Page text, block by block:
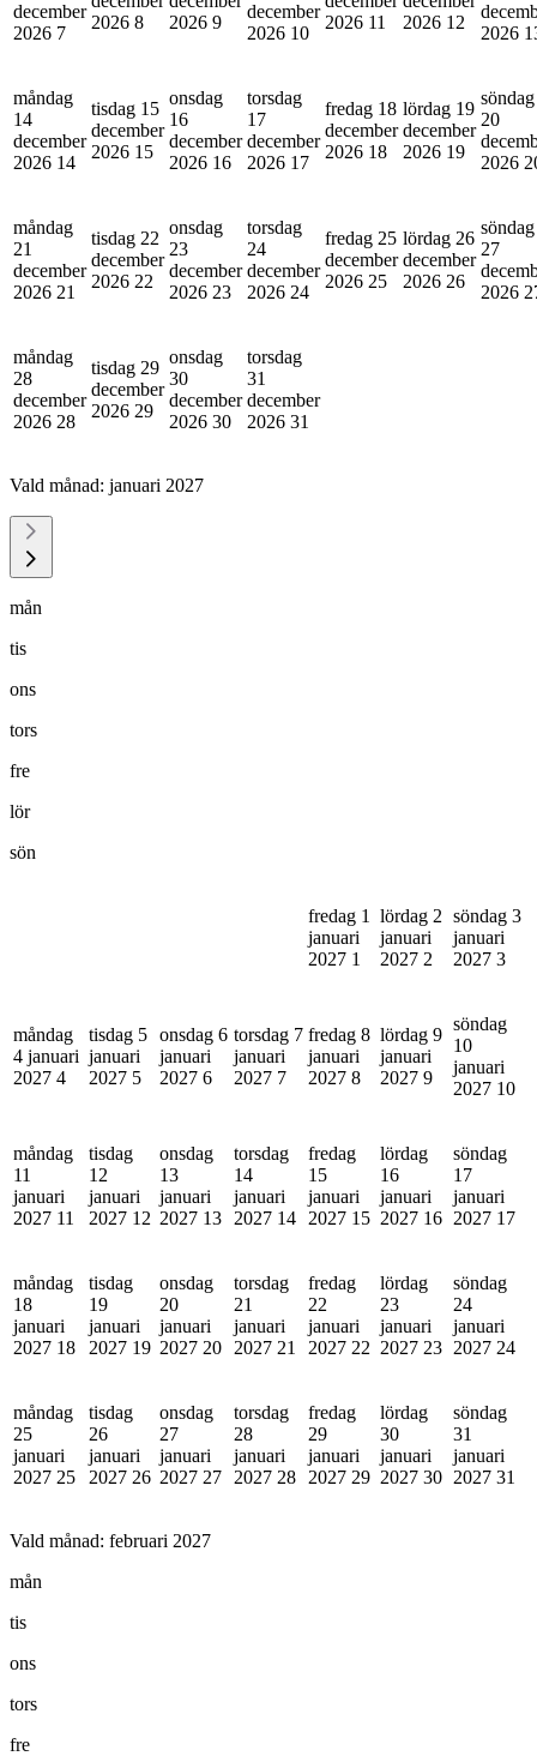
december
2026 7
2026 8
2026 9
december
2026 10
2026 11
2026 12
2026
måndag
14
december
2026 14
tisdag 15
december
2026 15
onsdag
16
december
2026 16
torsdag
17
december
2026 17
fredag 18
december
2026 18
lördag 19
december
2026 19
söndag
20
2026
måndag
21
december
2026 21
tisdag 22
december
2026 22
onsdag
23
december
2026 23
torsdag
24
december
2026 24
fredag 25
december
2026 25
lördag 26
december
2026 26
söndag
27
2026
måndag
28
december
2026 28
tisdag 29
december
2026 29
onsdag
30
december
2026 30
torsdag
31
december
2026 31
Vald månad: januari 2027
mån
tis
ons
tors
fre
lör
sön
fredag 1
januari
2027 1
lördag 2
januari
2027 2
söndag 3
januari
2027 3
måndag
4 januari
2027 4
tisdag 5
januari
2027 5
onsdag 6
januari
2027 6
torsdag 7
januari
2027 7
fredag 8
januari
2027 8
lördag 9
januari
2027 9
söndag
10
januari
2027 10
måndag
11
januari
2027 11
tisdag
12
januari
2027 12
onsdag
13
januari
2027 13
torsdag
14
januari
2027 14
fredag
15
januari
2027 15
lördag
16
januari
2027 16
söndag
17
januari
2027 17
måndag
18
januari
2027 18
tisdag
19
januari
2027 19
onsdag
20
januari
2027 20
torsdag
21
januari
2027 21
fredag
22
januari
2027 22
lördag
23
januari
2027 23
söndag
24
januari
2027 24
måndag
25
januari
2027 25
tisdag
26
januari
2027 26
onsdag
27
januari
2027 27
torsdag
28
januari
2027 28
fredag
29
januari
2027 29
lördag
30
januari
2027 30
söndag
31
januari
2027 31
Vald månad: februari 2027
mån
tis
ons
tors
fre